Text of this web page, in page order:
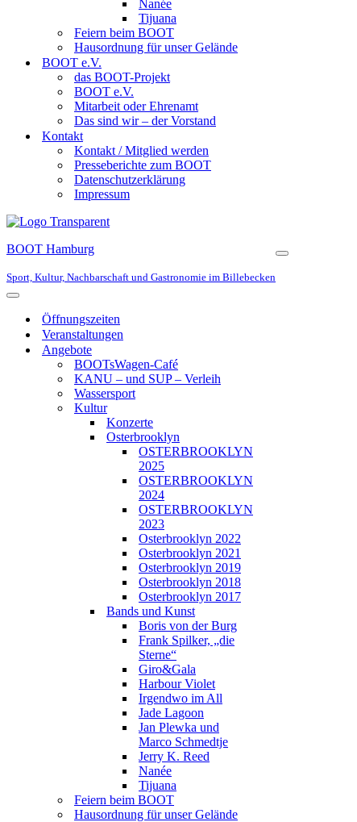
Nanée
Tijuana
Feiern beim BOOT
Hausordnung für unser Gelände
BOOT e.V.
das BOOT-Projekt
BOOT e.V.
Mitarbeit oder Ehrenamt
Das sind wir – der Vorstand
Kontakt
Kontakt / Mitglied werden
Presseberichte zum BOOT
Datenschutzerklärung
Impressum
BOOT Hamburg
Sport, Kultur, Nachbarschaft und Gastronomie im Billebecken
Navigationsmenü
Navigationsmenü
Öffnungszeiten
Veranstaltungen
Angebote
BOOTsWagen-Café
KANU – und SUP – Verleih
Wassersport
Kultur
Konzerte
Osterbrooklyn
OSTERBROOKLYN
2025
OSTERBROOKLYN
2024
OSTERBROOKLYN
2023
Osterbrooklyn 2022
Osterbrooklyn 2021
Osterbrooklyn 2019
Osterbrooklyn 2018
Osterbrooklyn 2017
Bands und Kunst
Boris von der Burg
Frank Spilker, „die
Sterne“
Giro&Gala
Harbour Violet
Irgendwo im All
Jade Lagoon
Jan Plewka und
Marco Schmedtje
Jerry K. Reed
Nanée
Tijuana
Feiern beim BOOT
Hausordnung für unser Gelände